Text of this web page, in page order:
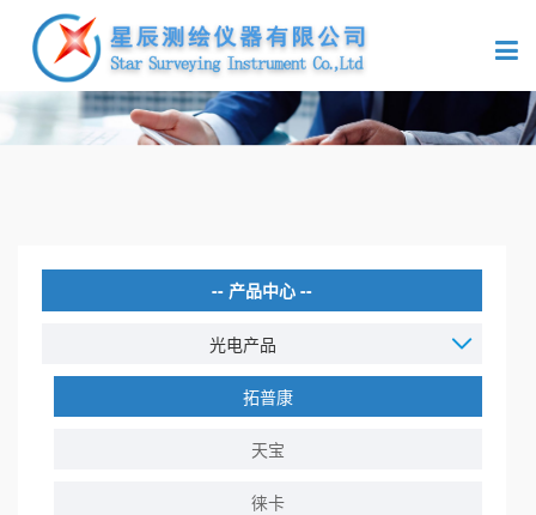
产品中心
光电产品
拓普康
天宝
徕卡